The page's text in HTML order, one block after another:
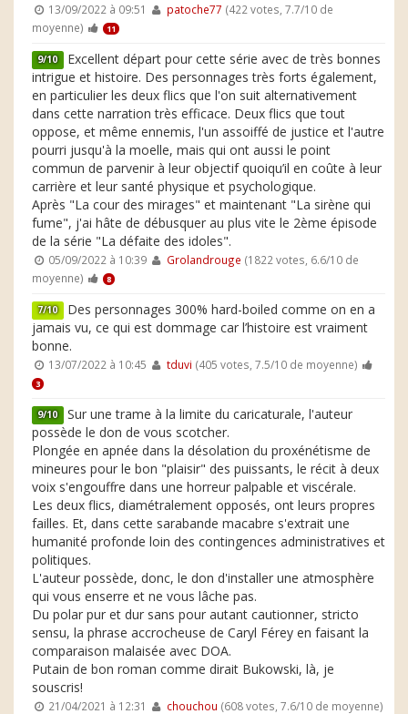
13/09/2022 à 09:51 patoche77 (422 votes, 7.7/10 de
moyenne)
11
9/10 Excellent départ pour cette série avec de très bonnes
intrigue et histoire. Des personnages très forts également,
en particulier les deux flics que l'on suit alternativement
dans cette narration très efficace. Deux flics que tout
oppose, et même ennemis, l'un assoiffé de justice et l'autre
pourri jusqu'à la moelle, mais qui ont aussi le point
commun de parvenir à leur objectif quoiqu’il en coûte à leur
carrière et leur santé physique et psychologique.
Après "La cour des mirages" et maintenant "La sirène qui
fume", j'ai hâte de débusquer au plus vite le 2ème épisode
de la série "La défaite des idoles".
05/09/2022 à 10:39 Grolandrouge (1822 votes, 6.6/10 de
moyenne)
8
7/10 Des personnages 300% hard-boiled comme on en a
jamais vu, ce qui est dommage car l’histoire est vraiment
bonne.
13/07/2022 à 10:45 tduvi (405 votes, 7.5/10 de moyenne)
3
9/10 Sur une trame à la limite du caricaturale, l'auteur
possède le don de vous scotcher.
Plongée en apnée dans la désolation du proxénétisme de
mineures pour le bon "plaisir" des puissants, le récit à deux
voix s'engouffre dans une horreur palpable et viscérale.
Les deux flics, diamétralement opposés, ont leurs propres
failles. Et, dans cette sarabande macabre s'extrait une
humanité profonde loin des contingences administratives et
politiques.
L'auteur possède, donc, le don d'installer une atmosphère
qui vous enserre et ne vous lâche pas.
Du polar pur et dur sans pour autant cautionner, stricto
sensu, la phrase accrocheuse de Caryl Férey en faisant la
comparaison malaisée avec DOA.
Putain de bon roman comme dirait Bukowski, là, je
souscris!
21/04/2021 à 12:31 chouchou (608 votes, 7.6/10 de moyenne)